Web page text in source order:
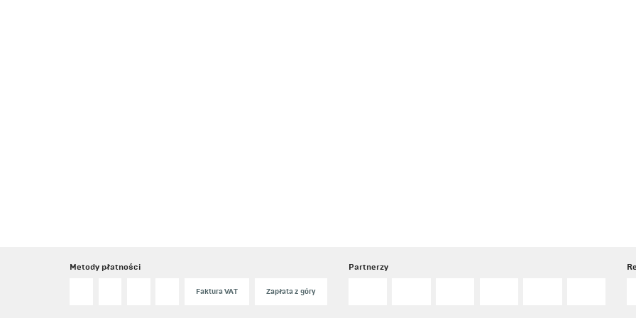
Metody płatności
Faktura VAT Zapłata z góry
Partnerzy